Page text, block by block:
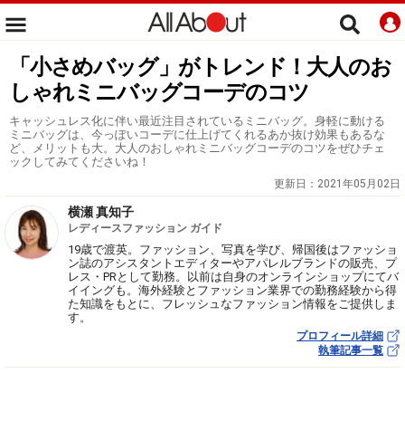
「小さめバッグ」がトレンド！大人のお
しゃれミニバッグコーデのコツ
キャッシュレス化に伴い最近注目されているミニバッグ。身軽に動ける
ミニバッグは、今っぽいコーデに仕上げてくれるあか抜け効果もあるな
ど、メリットも大。大人のおしゃれミニバッグコーデのコツをぜひチェ
ックしてみてくださいね！
更新日： 2021年05月02日
横瀬 真知子
レディースファッション ガイド
19歳で渡英。ファッション、写真を学び、帰国後はファッショ
ン誌のアシスタントエディターやアパレルブランドの販売、プ
レス・PRとして勤務。以前は自身のオンラインショップにてバ
イイングも。海外経験とファッション業界での勤務経験から得
た知識をもとに、フレッシュなファッション情報をご提供しま
す。
プロフィール詳細
執筆記事一覧